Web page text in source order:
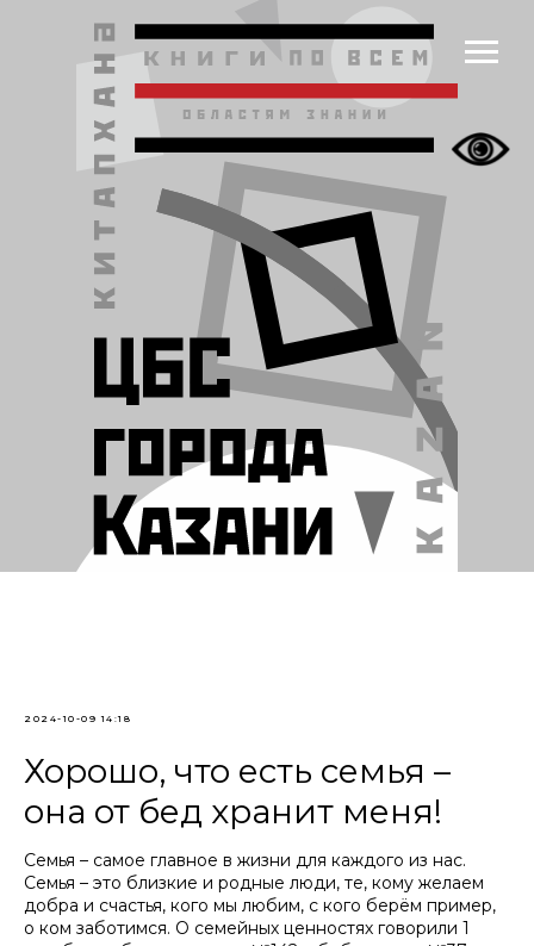
2024-10-09 14:18
Хорошо, что есть семья –
она от бед хранит меня!
Семья – самое главное в жизни для каждого из нас.
Семья – это близкие и родные люди, те, кому желаем
добра и счастья, кого мы любим, с кого берём пример,
о ком заботимся. О семейных ценностях говорили 1